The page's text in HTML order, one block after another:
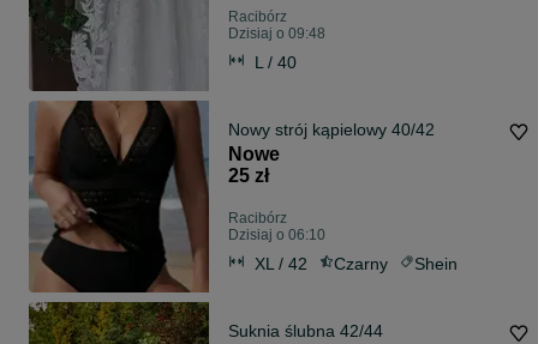
Racibórz
Dzisiaj o 09:48
L / 40
Nowy strój kąpielowy 40/42
Nowe
25 zł
Racibórz
Dzisiaj o 06:10
XL / 42 Czarny Shein
Suknia ślubna 42/44